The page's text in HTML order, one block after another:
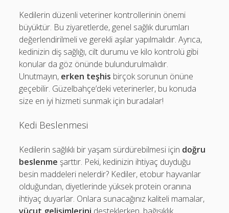
Kedilerin düzenli veteriner kontrollerinin önemi
büyüktür. Bu ziyaretlerde, genel sağlık durumları
değerlendirilmeli ve gerekli aşılar yapılmalıdır. Ayrıca,
kedinizin diş sağlığı, cilt durumu ve kilo kontrolü gibi
konular da göz önünde bulundurulmalıdır.
Unutmayın, erken teşhis birçok sorunun önüne
geçebilir. Güzelbahçe’deki veterinerler, bu konuda
size en iyi hizmeti sunmak için buradalar!
Kedi Beslenmesi
Kedilerin sağlıklı bir yaşam sürdürebilmesi için doğru
beslenme şarttır. Peki, kedinizin ihtiyaç duyduğu
besin maddeleri nelerdir? Kediler, etobur hayvanlar
olduğundan, diyetlerinde yüksek protein oranına
ihtiyaç duyarlar. Onlara sunacağınız kaliteli mamalar,